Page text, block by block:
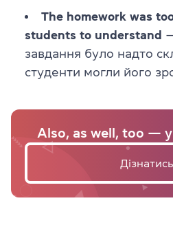
The homework was
students to understand
завдання було надто
студенти могли його
Also, as well, too — у
Дізнатись